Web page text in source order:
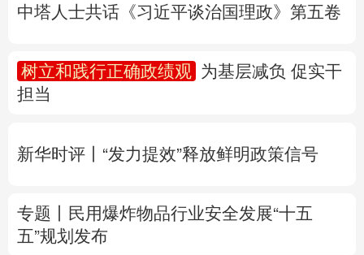
新疆 内蒙古 黑龙江
多语种频道
Русский язык
中塔人士共话《习近平谈治国理政》第五卷
树立和践行正确政绩观
为基层减负 促实干
担当
新华时评丨“发力提效”释放鲜明政策信号
专题丨
民用爆炸物品行业安全发展“十五
五”规划发布